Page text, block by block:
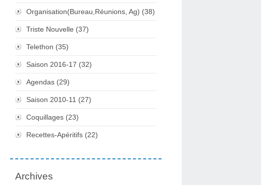
Organisation(Bureau,Réunions, Ag) (38)
Triste Nouvelle (37)
Telethon (35)
Saison 2016-17 (32)
Agendas (29)
Saison 2010-11 (27)
Coquillages (23)
Recettes-Apéritifs (22)
Archives